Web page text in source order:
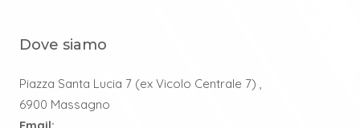
Dove siamo
Piazza Santa Lucia 7 (ex Vicolo Centrale 7) ,
6900 Massagno
Email: